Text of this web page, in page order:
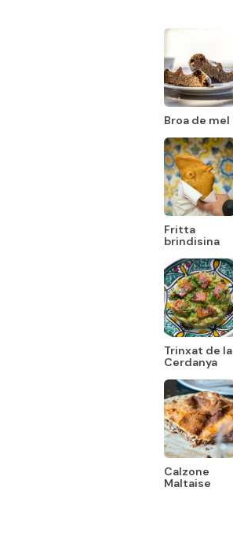
Broa de mel
Fritta
brindisina
Trinxat de la
Cerdanya
Calzone
Maltaise